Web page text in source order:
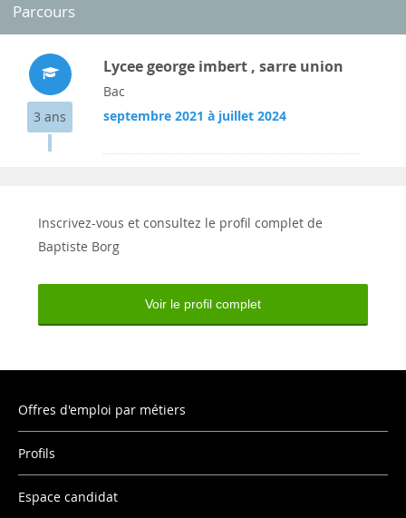
Parcours
3 ans
Lycee george imbert , sarre union
Bac
septembre 2021 à juillet 2024
Inscrivez-vous et consultez le profil complet de
Baptiste Borg
Voir le profil complet
Offres d'emploi par métiers
Profils
Espace candidat